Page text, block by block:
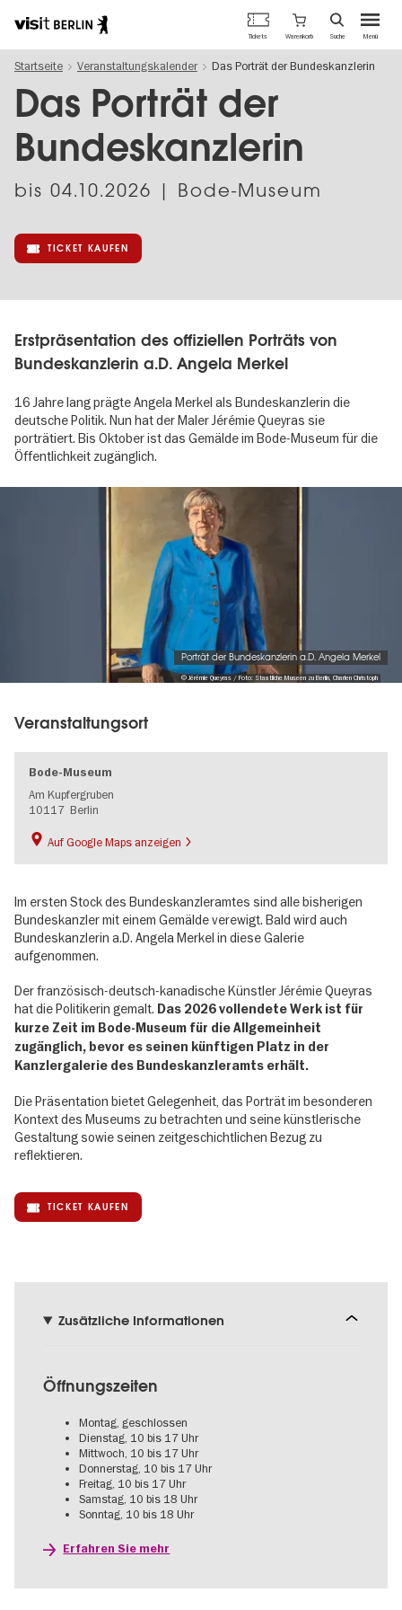
zum
Inhalt
Berlins
offizielles
Tourismusportal
Menü
Tickets Warenkorb Suche
Startseite Veranstaltungskalender Das Porträt der Bundeskanzlerin
Das Porträt der
Bundeskanzlerin
bis 04.10.2026 | Bode-Museum
TICKET KAUFEN
Erstpräsentation des offiziellen Porträts von
Bundeskanzlerin a.D. Angela Merkel
16 Jahre lang prägte Angela Merkel als Bundeskanzlerin die
deutsche Politik. Nun hat der Maler Jérémie Queyras sie
porträtiert. Bis Oktober ist das Gemälde im Bode-Museum für die
Öffentlichkeit zugänglich.
© Jérémie Queyras / Foto: Staatliche Museen zu Berlin, Charlen Christoph
Porträt der Bundeskanzlerin a.D. Angela Merkel
Veranstaltungsort
Bode-Museum
Am Kupfergruben
10117 Berlin
Auf Google Maps anzeigen
Im ersten Stock des Bundeskanzleramtes sind alle bisherigen
Bundeskanzler mit einem Gemälde verewigt. Bald wird auch
Bundeskanzlerin a.D. Angela Merkel in diese Galerie
aufgenommen.
Der französisch-deutsch-kanadische Künstler Jérémie Queyras
hat die Politikerin gemalt. Das 2026 vollendete Werk ist für
kurze Zeit im Bode-Museum für die Allgemeinheit
zugänglich, bevor es seinen künftigen Platz in der
Kanzlergalerie des Bundeskanzleramts erhält.
Die Präsentation bietet Gelegenheit, das Porträt im besonderen
Kontext des Museums zu betrachten und seine künstlerische
Gestaltung sowie seinen zeitgeschichtlichen Bezug zu
reflektieren.
TICKET KAUFEN
Zusätzliche Informationen
Öffnungszeiten
Montag, geschlossen
Dienstag, 10 bis 17 Uhr
Mittwoch, 10 bis 17 Uhr
Donnerstag, 10 bis 17 Uhr
Freitag, 10 bis 17 Uhr
Samstag, 10 bis 18 Uhr
Sonntag, 10 bis 18 Uhr
Erfahren Sie mehr